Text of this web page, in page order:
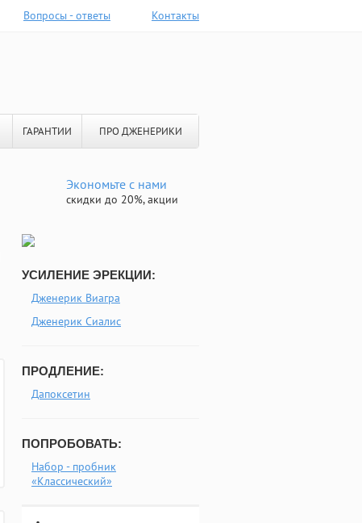
Вопросы - ответы Контакты
ГАРАНТИИ ПРО ДЖЕНЕРИКИ
Экономьте с нами
скидки до 20%, акции
УСИЛЕНИЕ ЭРЕКЦИИ:
Дженерик Виагра
Дженерик Сиалис
ПРОДЛЕНИЕ:
Дапоксетин
ПОПРОБОВАТЬ:
Набор - пробник
«Классический»